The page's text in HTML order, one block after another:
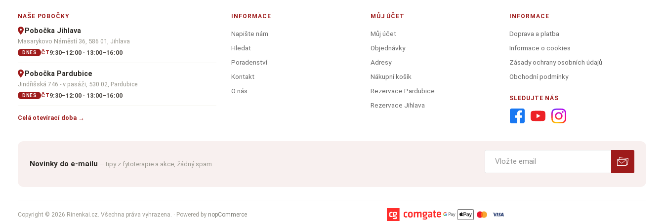
NAŠE POBOČKY
Pobočka Jihlava
Masarykovo Náměstí 36, 586 01, Jihlava
DNES ČT9:30–12:00 · 13:00–16:00
Pobočka Pardubice
Jindřišská 746 - v pasáži, 530 02, Pardubice
DNES ČT9:30–12:00 · 13:00–16:00
Celá otevírací doba →
INFORMACE
Napište nám
Hledat
Poradenství
Kontakt
O nás
MŮJ ÚČET
Můj účet
Objednávky
Adresy
Nákupní košík
Rezervace Pardubice
Rezervace Jihlava
INFORMACE
Doprava a platba
Informace o cookies
Zásady ochrany osobních údajů
Obchodní podmínky
SLEDUJTE NÁS
Novinky do e-mailu — tipy z fytoterapie a akce, žádný spam
Copyright © 2026 Rinenkai.cz. Všechna práva vyhrazena. · Powered by nopCommerce